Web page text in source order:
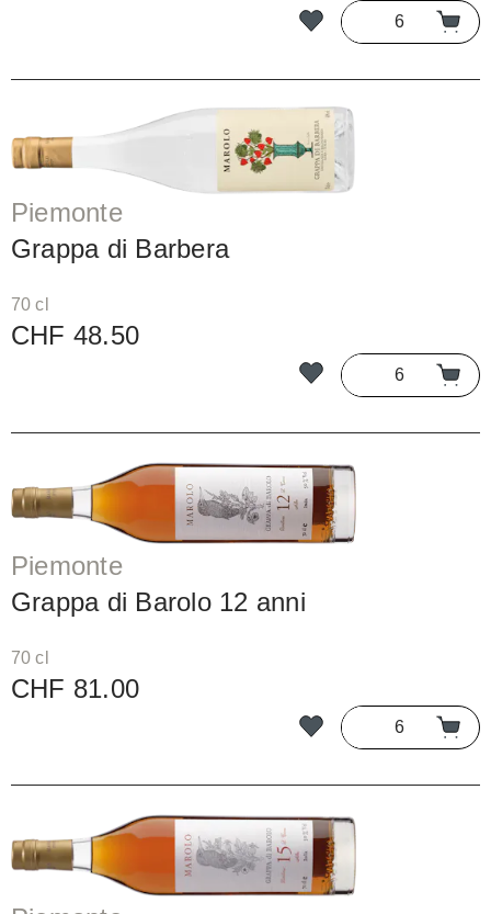
Piemonte
Grappa di Barbera
70 cl
CHF 48.50
Piemonte
Grappa di Barolo 12 anni
70 cl
CHF 81.00